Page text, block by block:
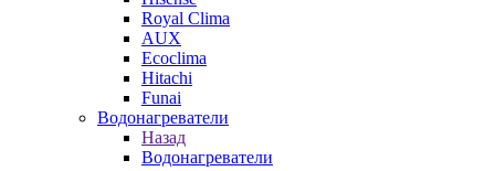
Royal Clima
AUX
Ecoclima
Hitachi
Funai
Водонагреватели
Назад
Водонагреватели